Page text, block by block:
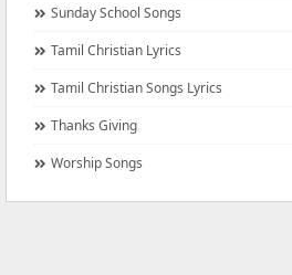
Sunday School Songs
Tamil Christian Lyrics
Tamil Christian Songs Lyrics
Thanks Giving
Worship Songs